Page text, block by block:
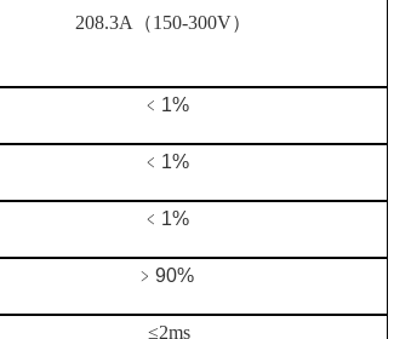
208.3A（150-300V）
﹤ 1%
﹤ 1%
﹤ 1%
﹥90%
≤2ms